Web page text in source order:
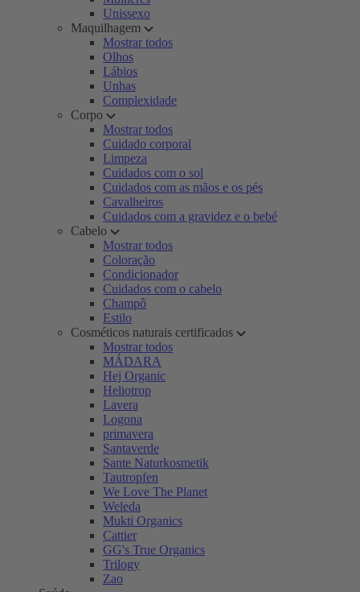
Unissexo
Maquilhagem
Mostrar todos
Olhos
Lábios
Unhas
Complexidade
Corpo
Mostrar todos
Cuidado corporal
Limpeza
Cuidados com o sol
Cuidados com as mãos e os pés
Cavalheiros
Cuidados com a gravidez e o bebé
Cabelo
Mostrar todos
Coloração
Condicionador
Cuidados com o cabelo
Champô
Estilo
Cosméticos naturais certificados
Mostrar todos
MÁDARA
Hej Organic
Heliotrop
Lavera
Logona
primavera
Santaverde
Sante Naturkosmetik
Tautropfen
We Love The Planet
Weleda
Mukti Organics
Cattier
GG's True Organics
Trilogy
Zao